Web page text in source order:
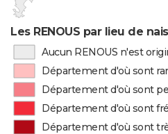
Les RENOUS par lieu de
Aucun RENOUS n'est
Département d'où sont
Département d'où sont
Département d'où sont
Département d'où sont